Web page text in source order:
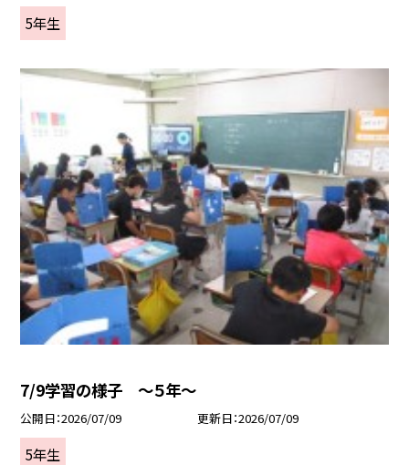
5年生
7/9学習の様子 ～５年～
公開日 2026/07/09 更新日 2026/07/09
5年生